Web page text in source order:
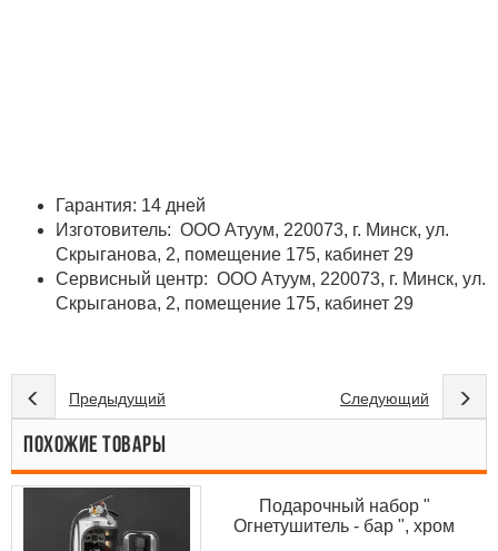
Гарантия: 14 дней
Изготовитель: ООО Атуум, 220073, г. Минск, ул.
Скрыганова, 2, помещение 175, кабинет 29
Сервисный центр: ООО Атуум, 220073, г. Минск, ул.
Скрыганова, 2, помещение 175, кабинет 29
Предыдущий Следующий
ПОХОЖИЕ ТОВАРЫ
Подарочный набор "
Огнетушитель - бар ", хром